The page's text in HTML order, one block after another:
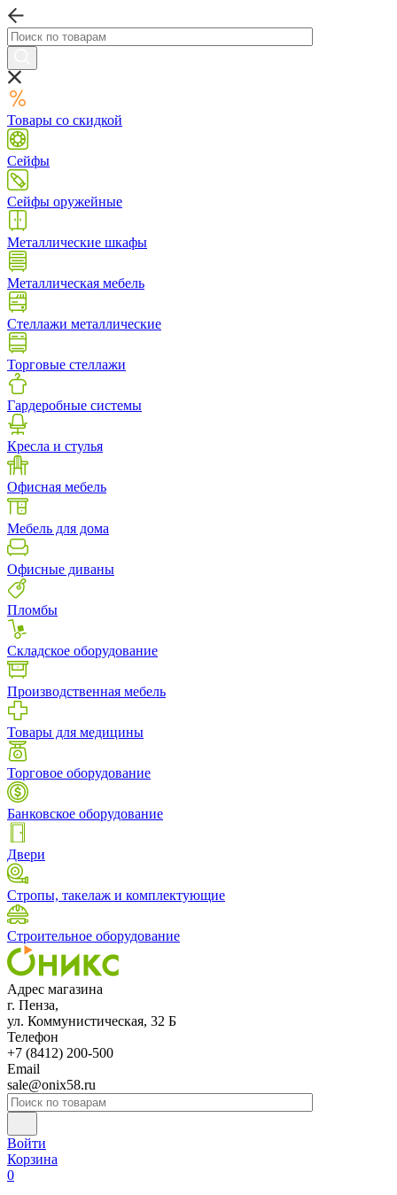
Товары со скидкой
Сейфы
Сейфы оружейные
Металлические шкафы
Металлическая мебель
Стеллажи металлические
Торговые стеллажи
Гардеробные системы
Кресла и стулья
Офисная мебель
Мебель для дома
Офисные диваны
Пломбы
Складское оборудование
Производственная мебель
Товары для медицины
Торговое оборудование
Банковское оборудование
Двери
Стропы, такелаж и комплектующие
Строительное оборудование
Адрес магазина
г. Пенза,
ул. Коммунистическая, 32 Б
Телефон
+7 (8412) 200-500
Email
sale@onix58.ru
Войти
Корзина
0